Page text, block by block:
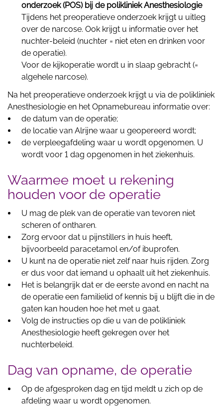
onderzoek (POS) bij de polikliniek Anesthesiologie
Tijdens het preoperatieve onderzoek krijgt u uitleg
over de narcose. Ook krijgt u informatie over het
nuchter-beleid (nuchter = niet eten en drinken voor
de operatie).
Voor de kijkoperatie wordt u in slaap gebracht (=
algehele narcose).
Na het preoperatieve onderzoek krijgt u via de polikliniek
Anesthesiologie en het Opnamebureau informatie over:
de datum van de operatie;
de locatie van Alrijne waar u geopereerd wordt;
de verpleegafdeling waar u wordt opgenomen. U
wordt voor 1 dag opgenomen in het ziekenhuis.
Waarmee moet u rekening
houden voor de operatie
U mag de plek van de operatie van tevoren niet
scheren of ontharen.
Zorg ervoor dat u pijnstillers in huis heeft,
bijvoorbeeld paracetamol en/of ibuprofen.
U kunt na de operatie niet zelf naar huis rijden. Zorg
er dus voor dat iemand u ophaalt uit het ziekenhuis.
Het is belangrijk dat er de eerste avond en nacht na
de operatie een familielid of kennis bij u blijft die in de
gaten kan houden hoe het met u gaat.
Volg de instructies op die u van de polikliniek
Anesthesiologie heeft gekregen over het
nuchterbeleid.
Dag van opname, de operatie
Op de afgesproken dag en tijd meldt u zich op de
afdeling waar u wordt opgenomen.